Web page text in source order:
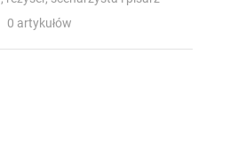
0 artykułów